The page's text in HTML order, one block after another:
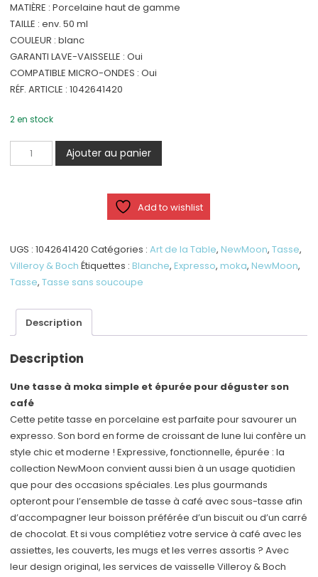
MATIÈRE : Porcelaine haut de gamme
TAILLE : env. 50 ml
COULEUR : blanc
GARANTI LAVE-VAISSELLE : Oui
COMPATIBLE MICRO-ONDES : Oui
RÉF. ARTICLE : 1042641420
2 en stock
quantité
de
expresso
avec
anse,
Ajouter au panier
Add to wishlist
UGS :1042641420 Catégories :Art de la Table,NewMoon,Tasse,
Villeroy & Boch Étiquettes :Blanche,Expresso,moka,NewMoon,
Tasse,Tasse sans soucoupe
Description
Description
Une tasse à moka simple et épurée pour déguster son
café
Cette petite tasse en porcelaine est parfaite pour savourer un
expresso. Son bord en forme de croissant de lune lui confère un
style chic et moderne ! Expressive, fonctionnelle, épurée : la
collection NewMoon convient aussi bien à un usage quotidien
que pour des occasions spéciales. Les plus gourmands
opteront pour l’ensemble de tasse à café avec sous-tasse afin
d’accompagner leur boisson préférée d’un biscuit ou d’un carré
de chocolat. Et si vous complétiez votre service à café avec les
assiettes, les couverts, les mugs et les verres assortis ? Avec
leur design original, les services de vaisselle Villeroy & Boch